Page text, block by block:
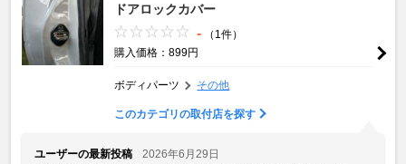
ドアロックカバー
-
（1件）
購入価格：899円
ボディパーツ その他
このカテゴリの取付店を探す
ユーザーの最新投稿
2026年6月29日